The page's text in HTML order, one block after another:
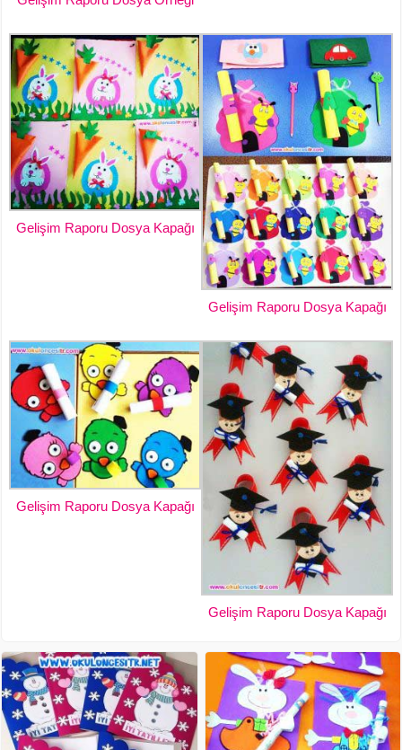
Gelişim Raporu Dosya Kapağı
Gelişim Raporu Dosya Kapağı
Gelişim Raporu Dosya Kapağı
Gelişim Raporu Dosya Kapağı